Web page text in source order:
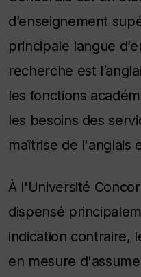
d’enseignement
principale langue
recherche est
les fonctions
les besoins des
maîtrise de l'anglais
À l'Université
dispensé
indication contraire,
en mesure